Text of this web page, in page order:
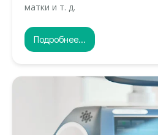
матки и т. д.
Подробнее...